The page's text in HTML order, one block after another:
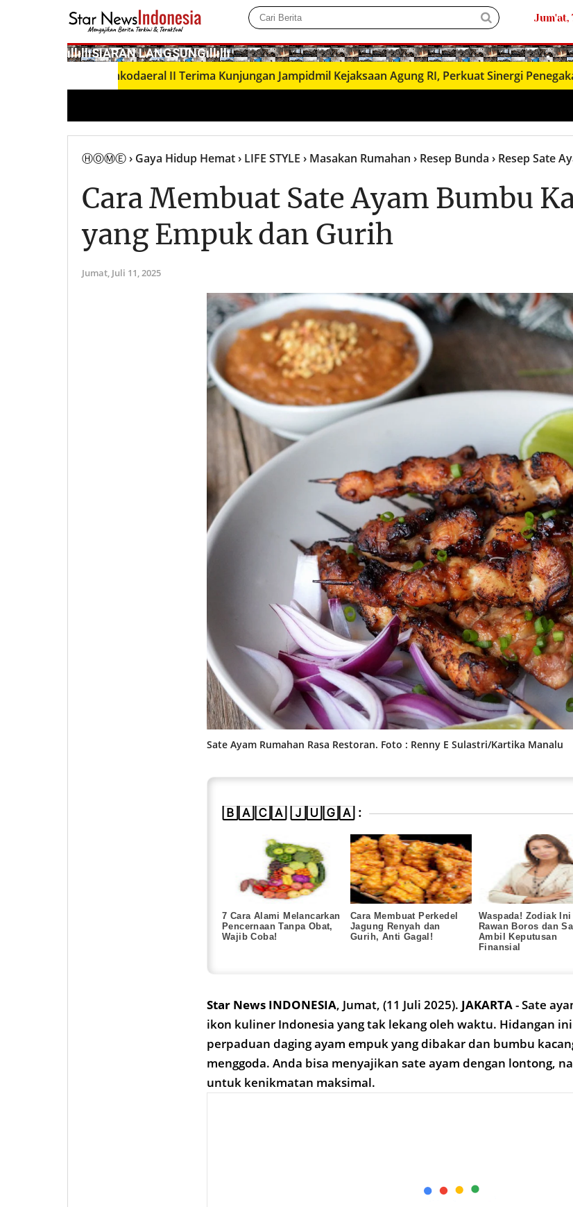
Jum'at,
­ıllıllıS͙I͙A͙R͙A͙N͙ L͙A͙N͙G͙S͙U͙N͙G͙ıllıllı ● LIVΞ Tᐯ
Dankodaeral II Terima Kunjungan Jampidmil Kejaksaan Agung RI, Perkuat Sinergi Penegakan
ⒽⓄⓂⒺ› Gaya Hidup Hemat› LIFE STYLE › Masakan Rumahan › Resep Bunda › Resep Sate
Cara Membuat Sate Ayam Bumbu
yang Empuk dan Gurih
Jumat, Juli 11, 2025
Sate Ayam Rumahan Rasa Restoran. Foto : Renny E Sulastri/Kartika Manalu
🄱🄰🄲🄰 🄹🅄🄶🄰 :
7 Cara Alami Melancarkan
Pencernaan Tanpa Obat,
Wajib Coba!
Cara Membuat Perkedel
Jagung Renyah dan
Gurih, Anti Gagal!
Waspada! Zodiak Ini
Rawan Boros dan
Ambil Keputusan
Finansial
Star News INDONESIA, Jumat, (11 Juli 2025). JAKARTA- Sate
ikon kuliner Indonesia yang tak lekang oleh waktu. Hidangan
perpaduan daging ayam empuk yang dibakar dan bumbu
menggoda. Anda bisa menyajikan sate ayam dengan lontong,
untuk kenikmatan maksimal.